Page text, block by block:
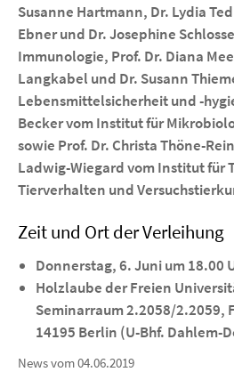
Susanne Hartmann, Dr. Lydia
Ebner und Dr. Josephine
Immunologie, Prof. Dr. Diana
Langkabel und Dr. Susann
Lebensmittelsicherheit und -
Becker vom Institut für
sowie Prof. Dr. Christa Thöne-
Ladwig-Wiegard vom Institut für
Tierverhalten und
Zeit und Ort der Verleihung
Donnerstag, 6. Juni um 18.00
Holzlaube der Freien
Seminarraum 2.2058/2.2059,
14195 Berlin (U-Bhf. Dahlem-
News vom 04.06.2019